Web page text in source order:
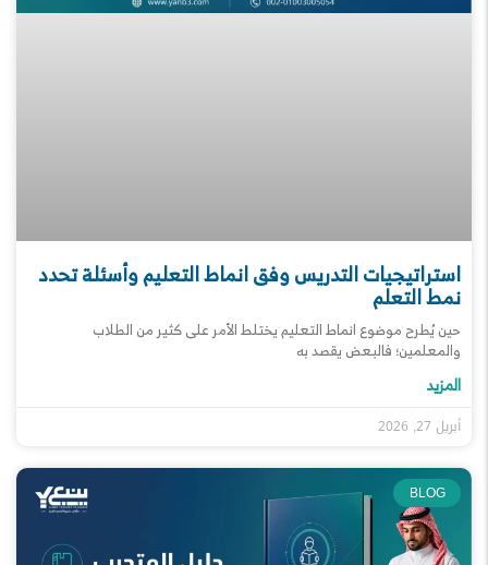
استراتيجيات التدريس وفق انماط التعليم وأسئلة تحدد
نمط التعلم
حين يُطرح موضوع انماط التعليم يختلط الأمر على كثير من الطلاب
والمعلمين؛ فالبعض يقصد به
المزيد
أبريل 27, 2026
BLOG